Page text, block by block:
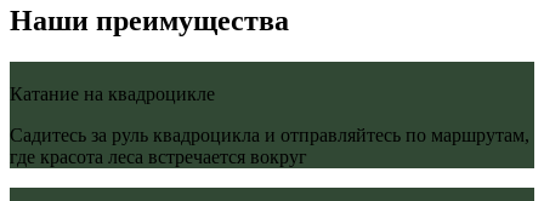
Наши преимущества
Катание на квадроцикле
Садитесь за руль квадроцикла и отправляйтесь по маршрутам,
где красота леса встречается вокруг